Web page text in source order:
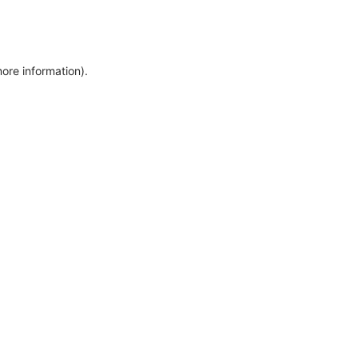
information).